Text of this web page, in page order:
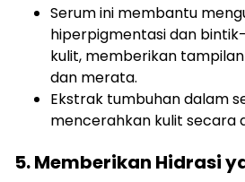
Serum ini membantu
hiperpigmentasi dan
kulit, memberikan
dan merata.
Ekstrak tumbuhan dalam
mencerahkan kulit secara
5. Memberikan Hidrasi